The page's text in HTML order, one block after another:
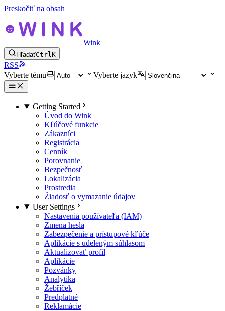
Preskočiť na obsah
Wink
HľadaťCtrlK
RSS
Vyberte tému
Vyberte jazyk
Getting Started
Úvod do Wink
Kľúčové funkcie
Zákazníci
Registrácia
Cenník
Porovnanie
Bezpečnosť
Lokalizácia
Prostredia
Žiadosť o vymazanie údajov
User Settings
Nastavenia používateľa (IAM)
Zmena hesla
Zabezpečenie a prístupové kľúče
Aplikácie s udeleným súhlasom
Aktualizovať profil
Aplikácie
Pozvánky
Analytika
Žebříček
Predplatné
Reklamácie